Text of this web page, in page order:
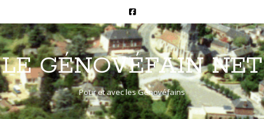
LE GÉNOVÉFAIN NET
Pour et avec les Génovéfains